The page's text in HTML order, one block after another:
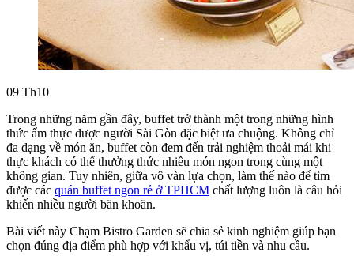
09 Th10
Trong những năm gần đây, buffet trở thành một trong những hình
thức ẩm thực được người Sài Gòn đặc biệt ưa chuộng. Không chỉ
đa dạng về món ăn, buffet còn đem đến trải nghiệm thoải mái khi
thực khách có thể thưởng thức nhiều món ngon trong cùng một
không gian. Tuy nhiên, giữa vô vàn lựa chọn, làm thế nào để tìm
được các quán buffet ngon rẻ ở TPHCM chất lượng luôn là câu hỏi
khiến nhiều người băn khoăn.
Bài viết này Chạm Bistro Garden sẽ chia sẻ kinh nghiệm giúp bạn
chọn đúng địa điểm phù hợp với khẩu vị, túi tiền và nhu cầu.